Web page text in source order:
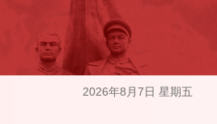
2026年8月7日 星期五